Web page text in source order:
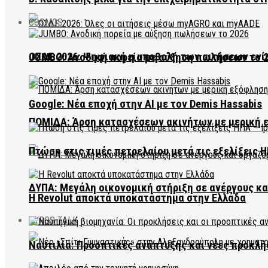
ΟΣΔΕ 2026: Ψηφιακή η υποβολή των αιτήσεων
ΠΟΜΙΔΑ: Άρση κατασχέσεων ακινήτων με μερική
ΔΥΠΑ: Μεγάλη οικονομική στήριξη σε ανέργους
EVROS TALK
COSMOS
JUMBO: Ανοδική πορεία με αύξηση πωλήσεων το
Google: Νέα εποχή στην AI με τον Demis Hassabis
Πτώση στις τιμές πετρελαίου μετά τις εξελίξεις
Η Revolut αποκτά υποκατάστημα στην Ελλάδα
Ναυτιλία: Προοπτικές ανάπτυξης και νέες